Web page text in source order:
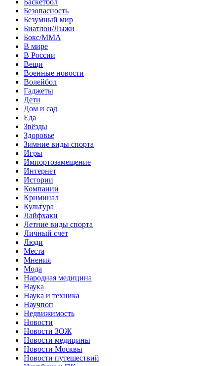
Безопасность
Безумный мир
Биатлон/Лыжи
Бокс/MMA
В мире
В России
Вещи
Военные новости
Волейбол
Гаджеты
Дети
Дом и сад
Еда
Звёзды
Здоровье
Зимние виды спорта
Игры
Импортозамещение
Интернет
Истории
Компании
Криминал
Культура
Лайфхаки
Летние виды спорта
Личный счет
Люди
Места
Мнения
Мода
Народная медицина
Наука
Наука и техника
Научпоп
Недвижимость
Новости
Новости ЗОЖ
Новости медицины
Новости Москвы
Новости путешествий